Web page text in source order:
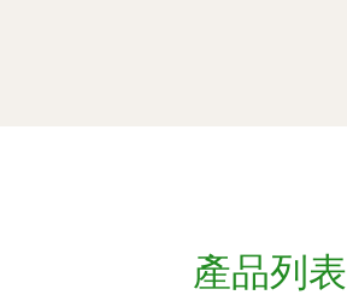
產品列表